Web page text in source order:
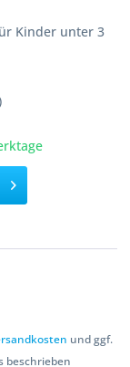
Kinder unter 3
und ggf.
beschrieben